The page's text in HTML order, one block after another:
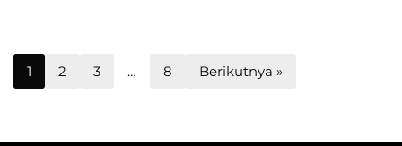
1 2 3 … 8 Berikutnya »